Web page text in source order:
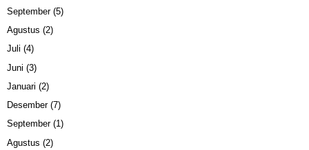
September(5)
Agustus (2)
Juli (4)
Juni (3)
Januari (2)
Desember(7)
September(1)
Agustus (2)